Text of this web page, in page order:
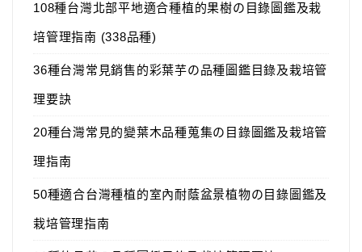
108種台灣北部平地適合種植的果樹の目錄圖鑑及栽
培管理指南 (338品種)
36種台灣常見銷售的彩葉芋の品種圖鑑目錄及栽培管
理要訣
20種台灣常見的變葉木品種蒐集の目錄圖鑑及栽培管
理指南
50種適合台灣種植的室內耐蔭盆景植物の目錄圖鑑及
栽培管理指南